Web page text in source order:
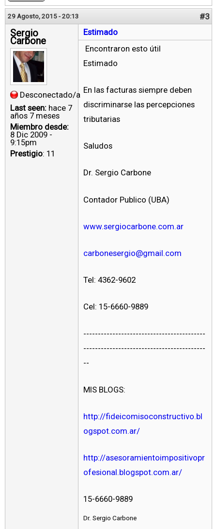
29 Agosto, 2015 - 20:13 #3
Sergio
Carbone
Desconectado/a
Last seen: hace 7
años 7 meses
Miembro desde:
8 Dic 2009 -
9:15pm
Prestigio: 11
Estimado
Encontraron esto útil
Estimado
En las facturas siempre deben
discriminarse las percepciones
tributarias
Saludos
Dr. Sergio Carbone
Contador Publico (UBA)
www.sergiocarbone.com.ar
carbonesergio@gmail.com
Tel: 4362-9602
Cel: 15-6660-9889
------------------------------------------
------------------------------------------
--
MIS BLOGS:
http://fideicomisoconstructivo.bl
ogspot.com.ar/
http://asesoramientoimpositivopr
ofesional.blogspot.com.ar/
15-6660-9889
Dr. Sergio Carbone